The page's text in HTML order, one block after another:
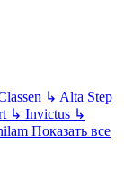
↳ Alta Step
↳ Invictus ↳
Показать все